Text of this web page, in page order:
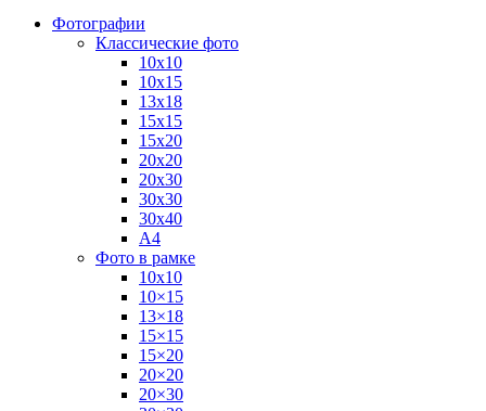
Фотографии
Классические фото
10х10
10х15
13х18
15х15
15х20
20х20
20х30
30х30
30х40
А4
Фото в рамке
10х10
10×15
13×18
15×15
15×20
20×20
20×30